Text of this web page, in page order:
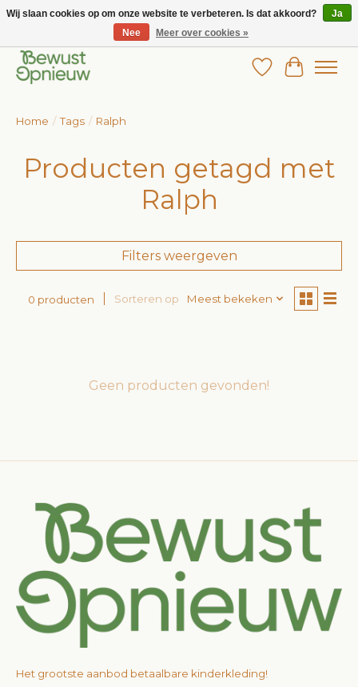
Wij bieden het grootste aanbod in betaalbare kinderkleding!
Verlanglijst
Home / Tags / Ralph
Producten getagd met
Ralph
Filters weergeven
0 producten Sorteren op Meest bekeken
Geen producten gevonden!
Het grootste aanbod betaalbare kinderkleding!
Wij slaan cookies op om onze website te verbeteren. Is dat akkoord?
Ja
Nee
Meer over cookies »